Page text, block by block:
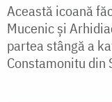
Această icoană
Mucenic și
partea stângă a
Constamonitu din